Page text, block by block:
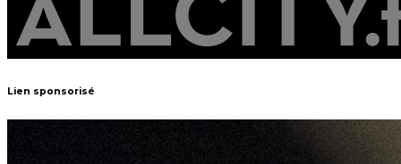
Lien sponsorisé